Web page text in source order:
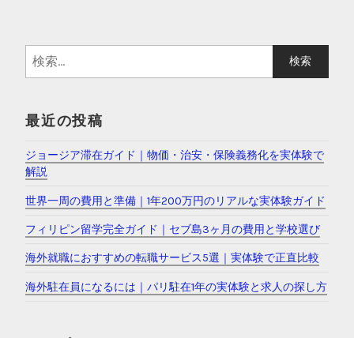
検
索
最近の投稿
ジョージア滞在ガイド｜物価・治安・保険義務化を実体験で
解説
世界一周の費用と準備｜1年200万円のリアルな実体験ガイド
フィリピン留学完全ガイド｜セブ島3ヶ月の費用と学校選び
海外就職におすすめの転職サービス5選｜実体験で正直比較
海外駐在員になるには｜パリ駐在1年の実体験と求人の探し方